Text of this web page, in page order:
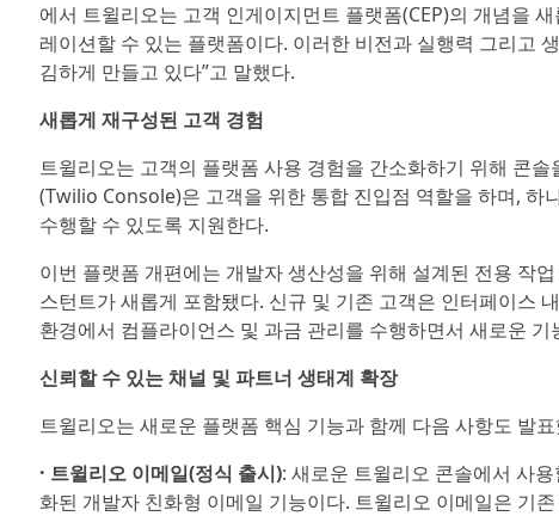
에서 트윌리오는 고객 인게이지먼트 플랫폼(CEP)의 개념을
레이션할 수 있는 플랫폼이다. 이러한 비전과 실행력 그리고
김하게 만들고 있다”고 말했다.
새롭게 재구성된 고객 경험
트윌리오는 고객의 플랫폼 사용 경험을 간소화하기 위해 콘
(Twilio Console)은 고객을 위한 통합 진입점 역할을 하며, 하
수행할 수 있도록 지원한다.
이번 플랫폼 개편에는 개발자 생산성을 위해 설계된 전용 작
스턴트가 새롭게 포함됐다. 신규 및 기존 고객은 인터페이스
환경에서 컴플라이언스 및 과금 관리를 수행하면서 새로운
신뢰할 수 있는 채널 및 파트너 생태계 확장
트윌리오는 새로운 플랫폼 핵심 기능과 함께 다음 사항도 발
· 트윌리오 이메일(정식 출시): 새로운 트윌리오 콘솔에서 사
화된 개발자 친화형 이메일 기능이다. 트윌리오 이메일은 기